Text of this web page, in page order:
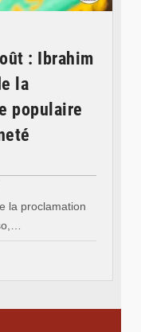
: Ibrahim
la
populaire
la proclamation